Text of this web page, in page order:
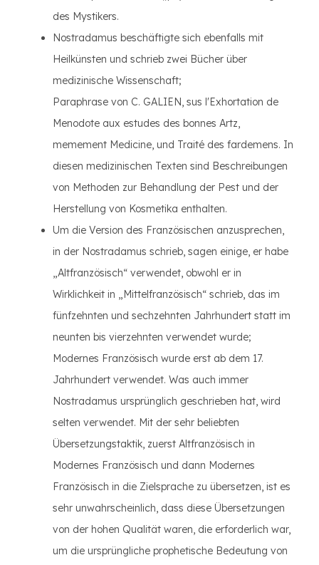
des Mystikers.
Nostradamus beschäftigte sich ebenfalls mit
Heilkünsten und schrieb zwei Bücher über
medizinische Wissenschaft;
Paraphrase von C. GALIEN, sus l'Exhortation de
Menodote aux estudes des bonnes Artz,
memement Medicine, und Traité des fardemens. In
diesen medizinischen Texten sind Beschreibungen
von Methoden zur Behandlung der Pest und der
Herstellung von Kosmetika enthalten.
Um die Version des Französischen anzusprechen,
in der Nostradamus schrieb, sagen einige, er habe
„Altfranzösisch“ verwendet, obwohl er in
Wirklichkeit in „Mittelfranzösisch“ schrieb, das im
fünfzehnten und sechzehnten Jahrhundert statt im
neunten bis vierzehnten verwendet wurde;
Modernes Französisch wurde erst ab dem 17.
Jahrhundert verwendet. Was auch immer
Nostradamus ursprünglich geschrieben hat, wird
selten verwendet. Mit der sehr beliebten
Übersetzungstaktik, zuerst Altfranzösisch in
Modernes Französisch und dann Modernes
Französisch in die Zielsprache zu übersetzen, ist es
sehr unwahrscheinlich, dass diese Übersetzungen
von der hohen Qualität waren, die erforderlich war,
um die ursprüngliche prophetische Bedeutung von